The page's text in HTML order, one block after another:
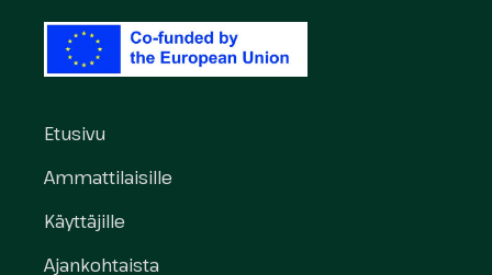
Etusivu
Ammattilaisille
Käyttäjille
Ajankohtaista